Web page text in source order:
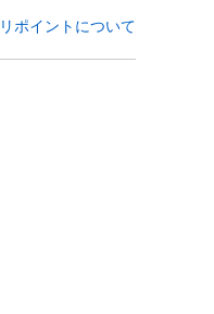
ポイントについて